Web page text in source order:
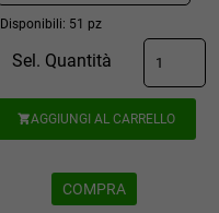
Disponibili: 51 pz
Sel. Quantità
AGGIUNGI AL CARRELLO
COMPRA